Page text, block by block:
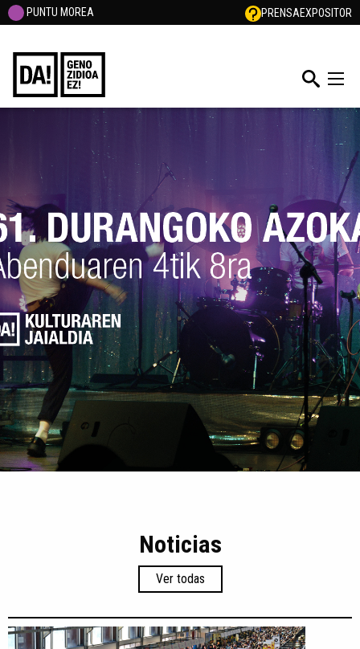
PUNTU MOREA PRENSAEXPOSITOR
Noticias
Ver todas